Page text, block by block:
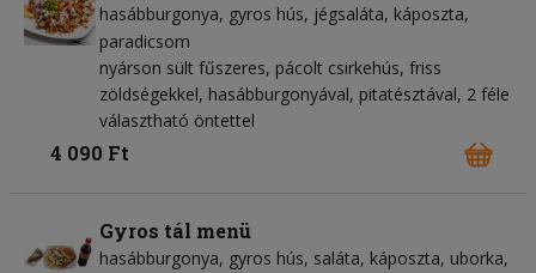
hasábburgonya gyros hús jégsaláta káposzta
paradicsom
nyárson sült fűszeres, pácolt csirkehús, friss
zöldségekkel, hasábburgonyával, pitatésztával, 2 féle
választható öntettel
4 090 Ft
Gyros tál menü
hasábburgonya gyros hús saláta káposzta uborka